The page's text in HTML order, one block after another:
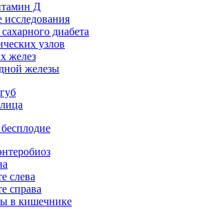
Д
исследования
диабета
узлов
желез
железы
слева
справа
в кишечнике